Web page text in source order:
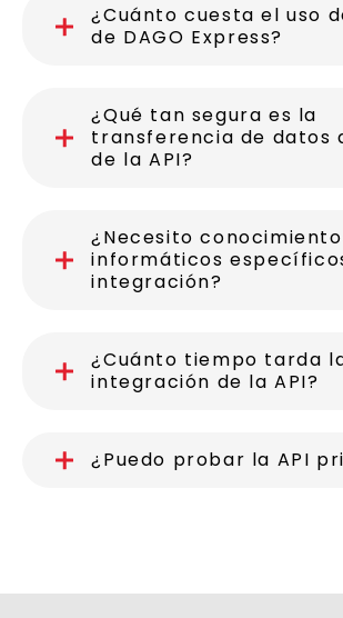
¿Cuánto cuesta el uso
de DAGO Express?
¿Qué tan segura es la
transferencia de datos
de la API?
¿Necesito
informáticos
integración?
¿Cuánto tiempo tarda
integración de la API?
¿Puedo probar la API